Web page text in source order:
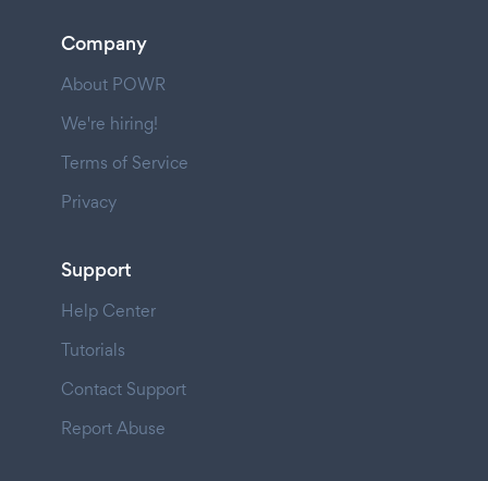
Company
About POWR
We're hiring!
Terms of Service
Privacy
Support
Help Center
Tutorials
Contact Support
Report Abuse